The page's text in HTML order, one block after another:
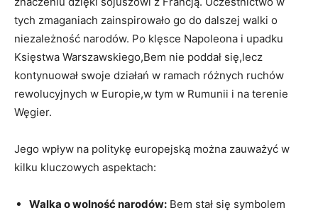
tych zmaganiach‍ zainspirowało go ⁣do​ dalszej walki o
‍niezależność narodów. Po ‌klęsce‌ Napoleona i upadku
Księstwa​ Warszawskiego,Bem nie poddał się,lecz
⁤kontynuował swoje działań w ramach różnych ruchów
rewolucyjnych w Europie,w tym w Rumunii i na terenie
⁤Węgier.
Jego⁣ wpływ‌ na politykę europejską można zauważyć w
kilku kluczowych aspektach:
Walka o wolność narodów: Bem stał się‌ symbolem